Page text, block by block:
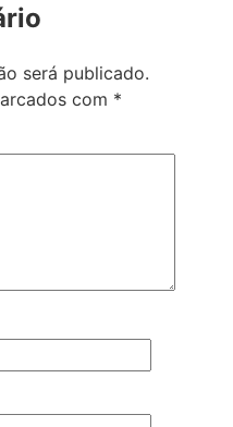
será publicado.
com *